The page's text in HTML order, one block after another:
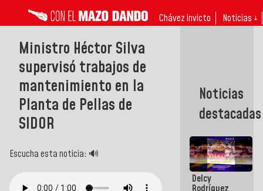
Chávez invicto Noticias ↓
Ministro Héctor Silva
supervisó trabajos de
mantenimiento en la
Planta de Pellas de
SIDOR
Escucha esta noticia: 🔊
Noticias
destacadas
Delcy